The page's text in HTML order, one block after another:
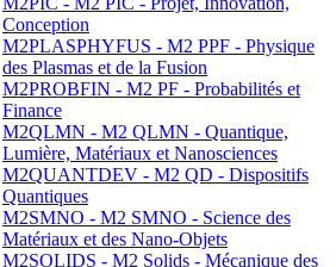
Conception
M2PLASPHYFUS - M2 PPF - Physique
des Plasmas et de la Fusion
M2PROBFIN - M2 PF - Probabilités et
Finance
M2QLMN - M2 QLMN - Quantique,
Lumière, Matériaux et Nanosciences
M2QUANTDEV - M2 QD - Dispositifs
Quantiques
M2SMNO - M2 SMNO - Science des
Matériaux et des Nano-Objets
M2SOLIDS - M2 Solids - Mécanique des